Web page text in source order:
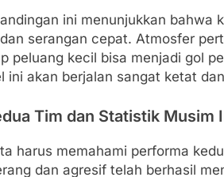
ini menunjukkan bahwa
serangan cepat. Atmosfer
peluang kecil bisa menjadi gol
ini akan berjalan sangat ketat
Tim dan Statistik Musim
harus memahami performa
dan agresif telah berhasil